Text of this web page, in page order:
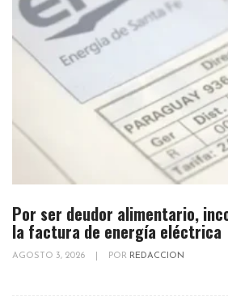
Por ser deudor alimentario,
la factura de energía eléctrica
AGOSTO 3, 2026 POR REDACCION